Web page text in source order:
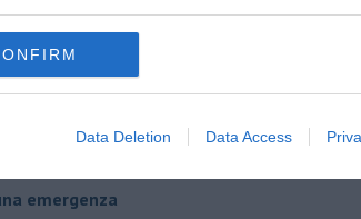
Data Deletion Data Access
il futuro di Erdoğan
israeliana
emergenza